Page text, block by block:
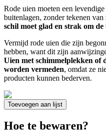
Rode uien moeten een
buitenlagen, zonder tekenen
schil moet glad en strak om de
Vermijd rode uien die zijn
hebben, want dit zijn
Uien met schimmelplekken of
worden vermeden, omdat ze
producten kunnen bederven.
Toevoegen aan lijst
Hoe te bewaren?